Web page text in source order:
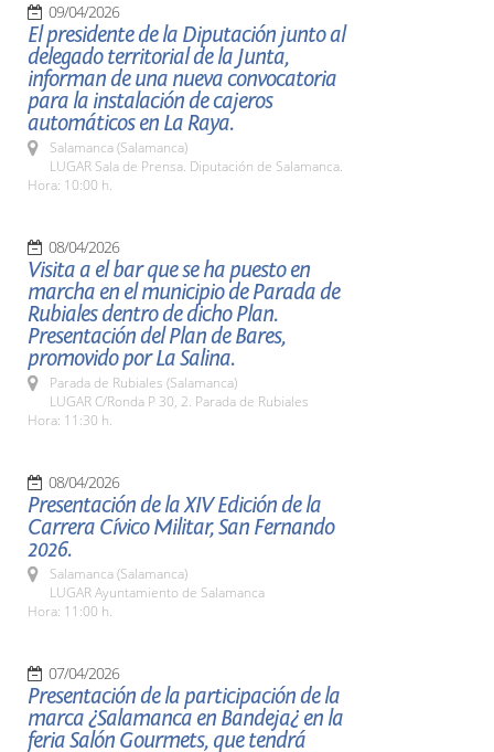
09/04/2026
El presidente de la Diputación junto al
delegado territorial de la Junta,
informan de una nueva convocatoria
para la instalación de cajeros
automáticos en La Raya.
Salamanca (Salamanca)
LUGAR Sala de Prensa. Diputación de Salamanca.
Hora: 10:00 h.
08/04/2026
Visita a el bar que se ha puesto en
marcha en el municipio de Parada de
Rubiales dentro de dicho Plan.
Presentación del Plan de Bares,
promovido por La Salina.
Parada de Rubiales (Salamanca)
LUGAR C/Ronda P 30, 2. Parada de Rubiales
Hora: 11:30 h.
08/04/2026
Presentación de la XIV Edición de la
Carrera Cívico Militar, San Fernando
2026.
Salamanca (Salamanca)
LUGAR Ayuntamiento de Salamanca
Hora: 11:00 h.
07/04/2026
Presentación de la participación de la
marca ¿Salamanca en Bandeja¿ en la
feria Salón Gourmets, que tendrá